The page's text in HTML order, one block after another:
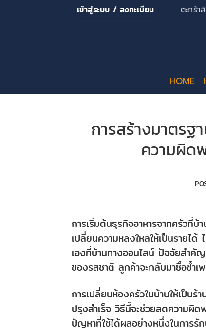
เข้าสู่ระบบ / ลงทะเบียน ตะกร้า
HOME
การสร้างมาตรฐ
ความผิด
การเริ่มต้นธุรกิจอาหารจากครัวที่บ้
เปลี่ยนความหลงใหลให้เป็นรายได้
เองที่บ้านทางออนไลน์ ปัจจัยสำคัญ
ของรสชาติ ลูกค้าจะกลับมาซื้อซ้ำเ
การเปลี่ยนห้องครัวในบ้านให้เป็น
ปรุงสำเร็จ วิธีนี้จะช่วยลดความผิด
ปัญหาที่ใช้ได้ผลอย่างหนึ่งในการรั